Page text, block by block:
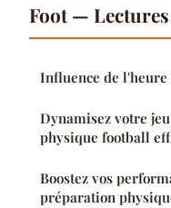
Foot —
Influence de
Dynamisez votre
physique football
Boostez vos
préparation